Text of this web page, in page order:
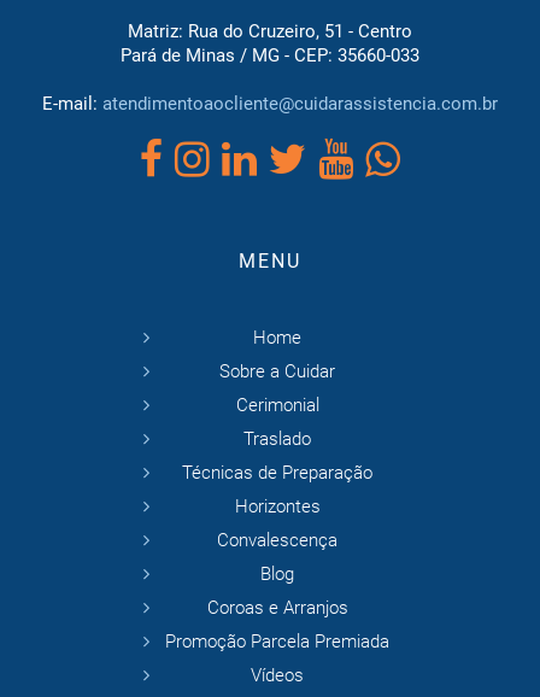
Matriz: Rua do Cruzeiro, 51 - Centro
Pará de Minas / MG - CEP: 35660-033
E-mail: atendimentoaocliente@cuidarassistencia.com.br
MENU
Home
Sobre a Cuidar
Cerimonial
Traslado
Técnicas de Preparação
Horizontes
Convalescença
Blog
Coroas e Arranjos
Promoção Parcela Premiada
Vídeos